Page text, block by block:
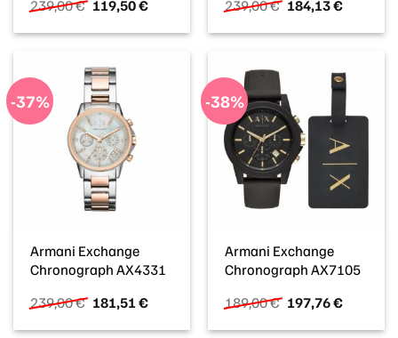
239,00€ Ursprünglicher
Preis
war:
119,50€Aktueller
ist:
239,00€ Ursprünglicher
Preis
war:
184,13€Aktueller
ist:
-37%
Armani Exchange
Chronograph AX4331
239,00€ Ursprünglicher
Preis
war:
181,51€Aktueller
ist:
-38%
Armani Exchange
Chronograph AX7105
189,00€ Ursprünglicher
Preis
war:
197,76€Aktueller
ist: